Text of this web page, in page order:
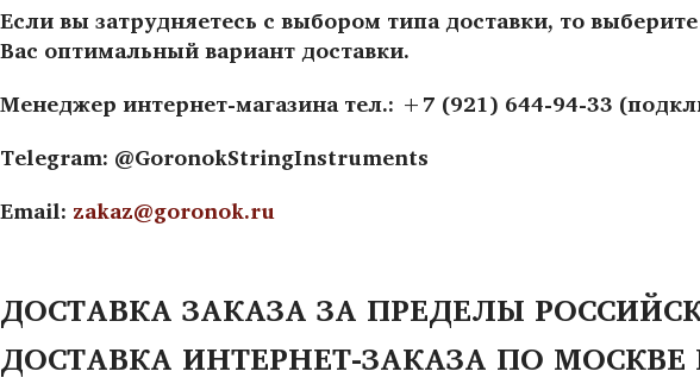
Если вы затрудняетесь с выбором типа доставки, то
Вас оптимальный вариант доставки.
Менеджер интернет-магазина тел.: +7 (921) 644-94-33
Telegram: @GoronokStringInstruments
Email: zakaz@goronok.ru
ДОСТАВКА ЗАКАЗА ЗА ПРЕДЕЛЫ
ДОСТАВКА ИНТЕРНЕТ-ЗАКАЗА ПО